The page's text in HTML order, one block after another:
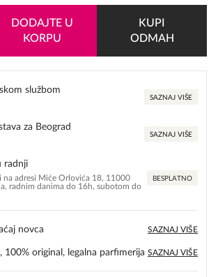
DODAJTE U
KORPU
KUPI
ODMAH
službom
SAZNAJ VIŠE
za Beograd
SAZNAJ VIŠE
radnji
na adresi Miće Orlovića 18, 11000
radnim danima do 16h, subotom do
BESPLATNO
novca SAZNAJ VIŠE
100% original, legalna parfimerija SAZNAJ VIŠE